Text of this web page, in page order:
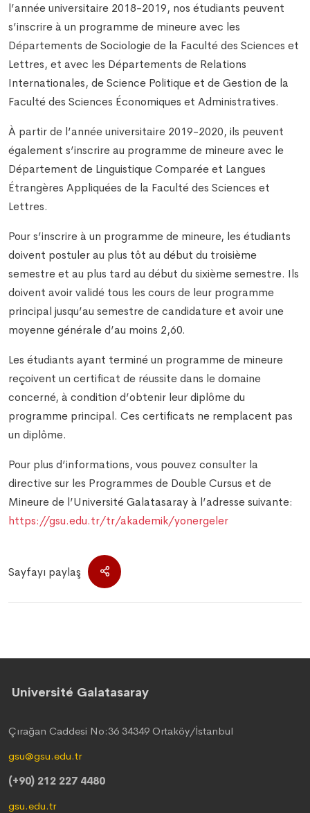
l’année universitaire 2018-2019, nos étudiants peuvent
s’inscrire à un programme de mineure avec les
Départements de Sociologie de la Faculté des Sciences et
Lettres, et avec les Départements de Relations
Internationales, de Science Politique et de Gestion de la
Faculté des Sciences Économiques et Administratives.
À partir de l’année universitaire 2019-2020, ils peuvent
également s’inscrire au programme de mineure avec le
Département de Linguistique Comparée et Langues
Étrangères Appliquées de la Faculté des Sciences et
Lettres.
Pour s’inscrire à un programme de mineure, les étudiants
doivent postuler au plus tôt au début du troisième
semestre et au plus tard au début du sixième semestre. Ils
doivent avoir validé tous les cours de leur programme
principal jusqu’au semestre de candidature et avoir une
moyenne générale d’au moins 2,60.
Les étudiants ayant terminé un programme de mineure
reçoivent un certificat de réussite dans le domaine
concerné, à condition d’obtenir leur diplôme du
programme principal. Ces certificats ne remplacent pas
un diplôme.
Pour plus d’informations, vous pouvez consulter la
directive sur les Programmes de Double Cursus et de
Mineure de l’Université Galatasaray à l’adresse suivante:
https://gsu.edu.tr/tr/akademik/yonergeler
Sayfayı paylaş
Université Galatasaray
Çırağan Caddesi No:36 34349 Ortaköy/İstanbul
gsu@gsu.edu.tr
(+90) 212 227 4480
gsu.edu.tr